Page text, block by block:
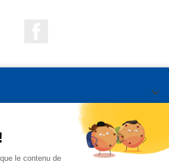

